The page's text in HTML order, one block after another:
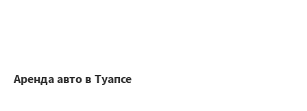
Аренда авто в Туапсе